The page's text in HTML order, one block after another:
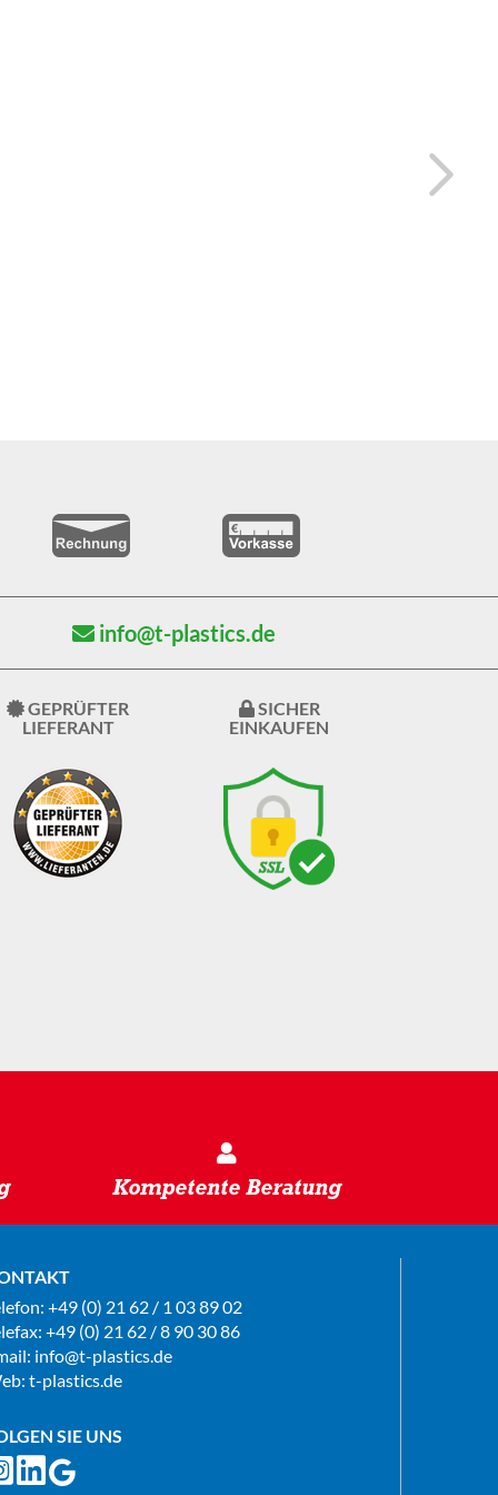
info@t-plastics.de
GEPRÜFTER
LIEFERANT
SICHER
EINKAUFEN
Kompetente Beratung
+49 (0) 21 62 / 1 03 89 02
+49 (0) 21 62 / 8 90 30 86
info@t-plastics.de
t-plastics.de
SIE UNS